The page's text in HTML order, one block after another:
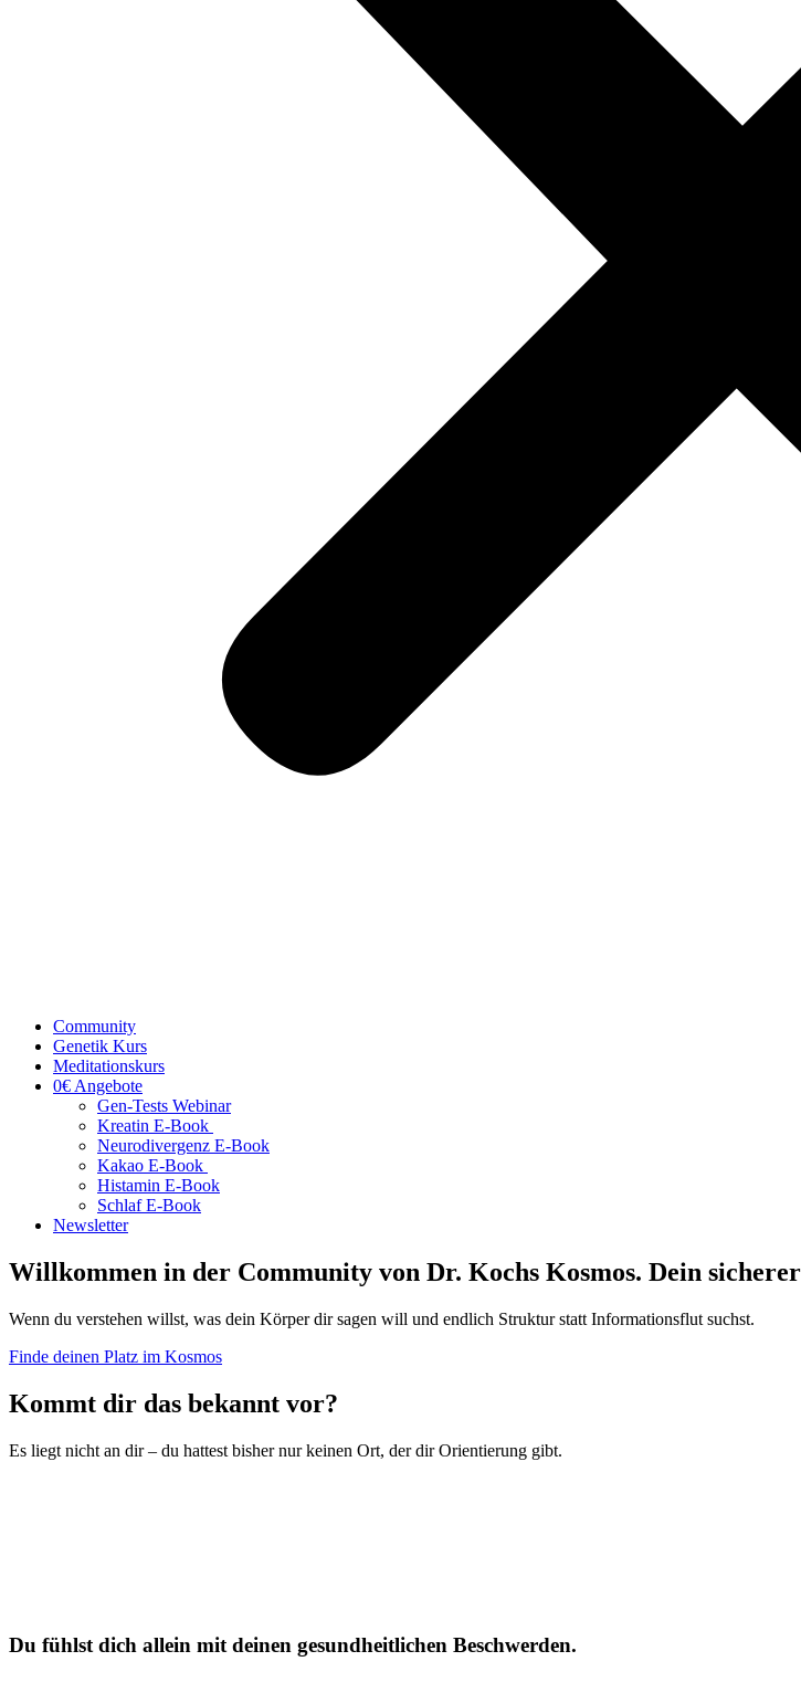
Community
Genetik Kurs
Meditationskurs
0€ Angebote
Gen-Tests Webinar
Kreatin E-Book
Neurodivergenz E-Book
Kakao E-Book
Histamin E-Book
Schlaf E-Book
Newsletter
Willkommen in der Community von Dr. Kochs Kosmos. Dein
Wenn du verstehen willst, was dein Körper dir sagen will und endlich Struktur statt Informationsflut suchst.
Finde deinen Platz im Kosmos
Kommt dir das bekannt vor?
Es liegt nicht an dir – du hattest bisher nur keinen Ort, der dir Orientierung gibt.
Du fühlst dich allein mit deinen gesundheitlichen Beschwerden.